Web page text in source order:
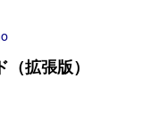
拡張版）